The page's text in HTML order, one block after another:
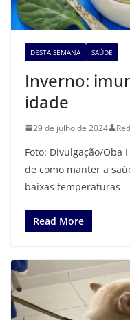
DESTA SEMANA SAÚDE
Inverno:
idade
29 de julho de 2024
Foto: Divulgação/
de como manter a
baixas temperaturas
Read More